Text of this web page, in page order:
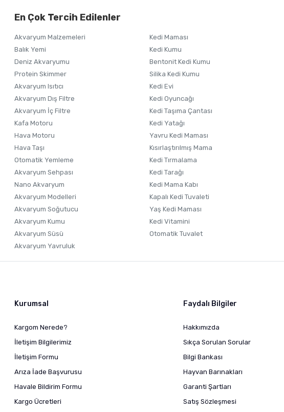
Ürün açıklamasında eksik bilgiler bulunuyor.
Ürün fiyatı diğer sitelerden daha pahalı.
Bu ürüne benzer farklı alternatifler olmalı.
En Çok Tercih Edilenler
Akvaryum Malzemeleri
Balık Yemi
Deniz Akvaryumu
Protein Skimmer
Akvaryum Isıtıcı
Akvaryum Dış Filtre
Akvaryum İç Filtre
Kafa Motoru
Hava Motoru
Hava Taşı
Otomatik Yemleme
Akvaryum Sehpası
Nano Akvaryum
Akvaryum Modelleri
Akvaryum Soğutucu
Akvaryum Kumu
Akvaryum Süsü
Akvaryum Yavruluk
Kedi Maması
Kedi Kumu
Bentonit Kedi Kumu
Silika Kedi Kumu
Kedi Evi
Kedi Oyuncağı
Kedi Taşıma Çantası
Kedi Yatağı
Yavru Kedi Maması
Kısırlaştırılmış Mama
Kedi Tırmalama
Kedi Tarağı
Kedi Mama Kabı
Kapalı Kedi Tuvaleti
Yaş Kedi Maması
Kedi Vitamini
Otomatik Tuvalet
Kurumsal
Kargom Nerede?
İletişim Bilgilerimiz
İletişim Formu
Arıza İade Başvurusu
Havale Bildirim Formu
Kargo Ücretleri
Faydalı Bilgiler
Hakkımızda
Sıkça Sorulan Sorular
Bilgi Bankası
Hayvan Barınakları
Garanti Şartları
Satış Sözleşmesi